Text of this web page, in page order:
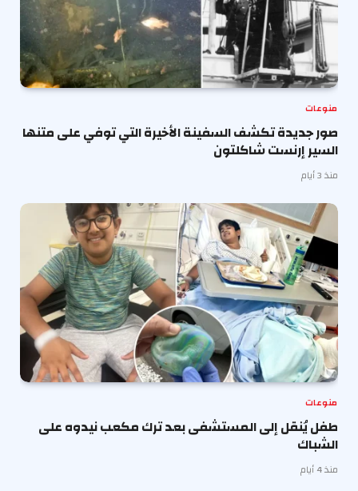
منوعات
صور جديدة تكشف السفينة الأخيرة التي توفي على متنها
السير إرنست شاكلتون
منذ 3 أيام
منوعات
طفل يُنقل إلى المستشفى بعد ترك مكعب نيدوه على
الشباك
منذ 4 أيام